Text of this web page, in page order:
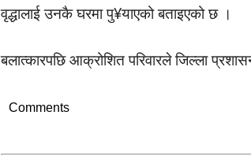
वृद्धालाई उनकै घरमा पु¥याएको बताइएको छ ।
बलात्कारपछि आक्रोशित परिवारले जिल्ला
Comments